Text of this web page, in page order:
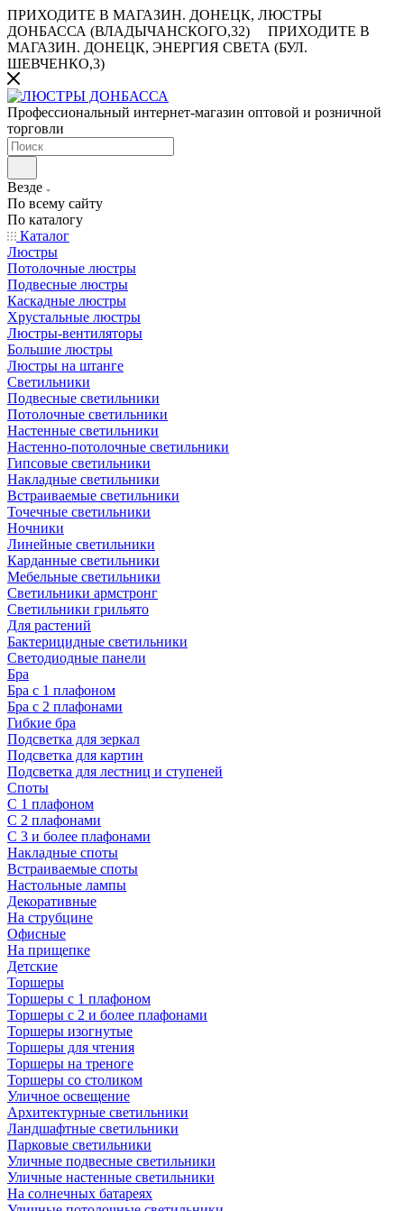
ПРИХОДИТЕ В МАГАЗИН. ДОНЕЦК, ЛЮСТРЫ
ДОНБАССА (ВЛАДЫЧАНСКОГО,32)
ПРИХОДИТЕ В
МАГАЗИН. ДОНЕЦК, ЭНЕРГИЯ СВЕТА (БУЛ.
ШЕВЧЕНКО,3)
Профессиональный интернет-магазин оптовой и розничной
торговли
Везде
По всему сайту
По каталогу
Каталог
Люстры
Потолочные люстры
Подвесные люстры
Каскадные люстры
Хрустальные люстры
Люстры-вентиляторы
Большие люстры
Люстры на штанге
Светильники
Подвесные светильники
Потолочные светильники
Настенные светильники
Настенно-потолочные светильники
Гипсовые светильники
Накладные светильники
Встраиваемые светильники
Точечные светильники
Ночники
Линейные светильники
Карданные светильники
Мебельные светильники
Светильники армстронг
Светильники грильято
Для растений
Бактерицидные светильники
Светодиодные панели
Бра
Бра с 1 плафоном
Бра с 2 плафонами
Гибкие бра
Подсветка для зеркал
Подсветка для картин
Подсветка для лестниц и ступеней
Споты
С 1 плафоном
С 2 плафонами
С 3 и более плафонами
Накладные споты
Встраиваемые споты
Настольные лампы
Декоративные
На струбцине
Офисные
На прищепке
Детские
Торшеры
Торшеры с 1 плафоном
Торшеры с 2 и более плафонами
Торшеры изогнутые
Торшеры для чтения
Торшеры на треноге
Торшеры со столиком
Уличное освещение
Архитектурные светильники
Ландшафтные светильники
Парковые светильники
Уличные подвесные светильники
Уличные настенные светильники
На солнечных батареях